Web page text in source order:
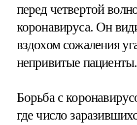
перед четвертой
коронавируса. Он
вздохом сожаления
непривитые пациенты.
Борьба с
где число